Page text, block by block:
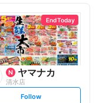
l
o
w
End Today
ヤマナカ
清水店
s
Follow